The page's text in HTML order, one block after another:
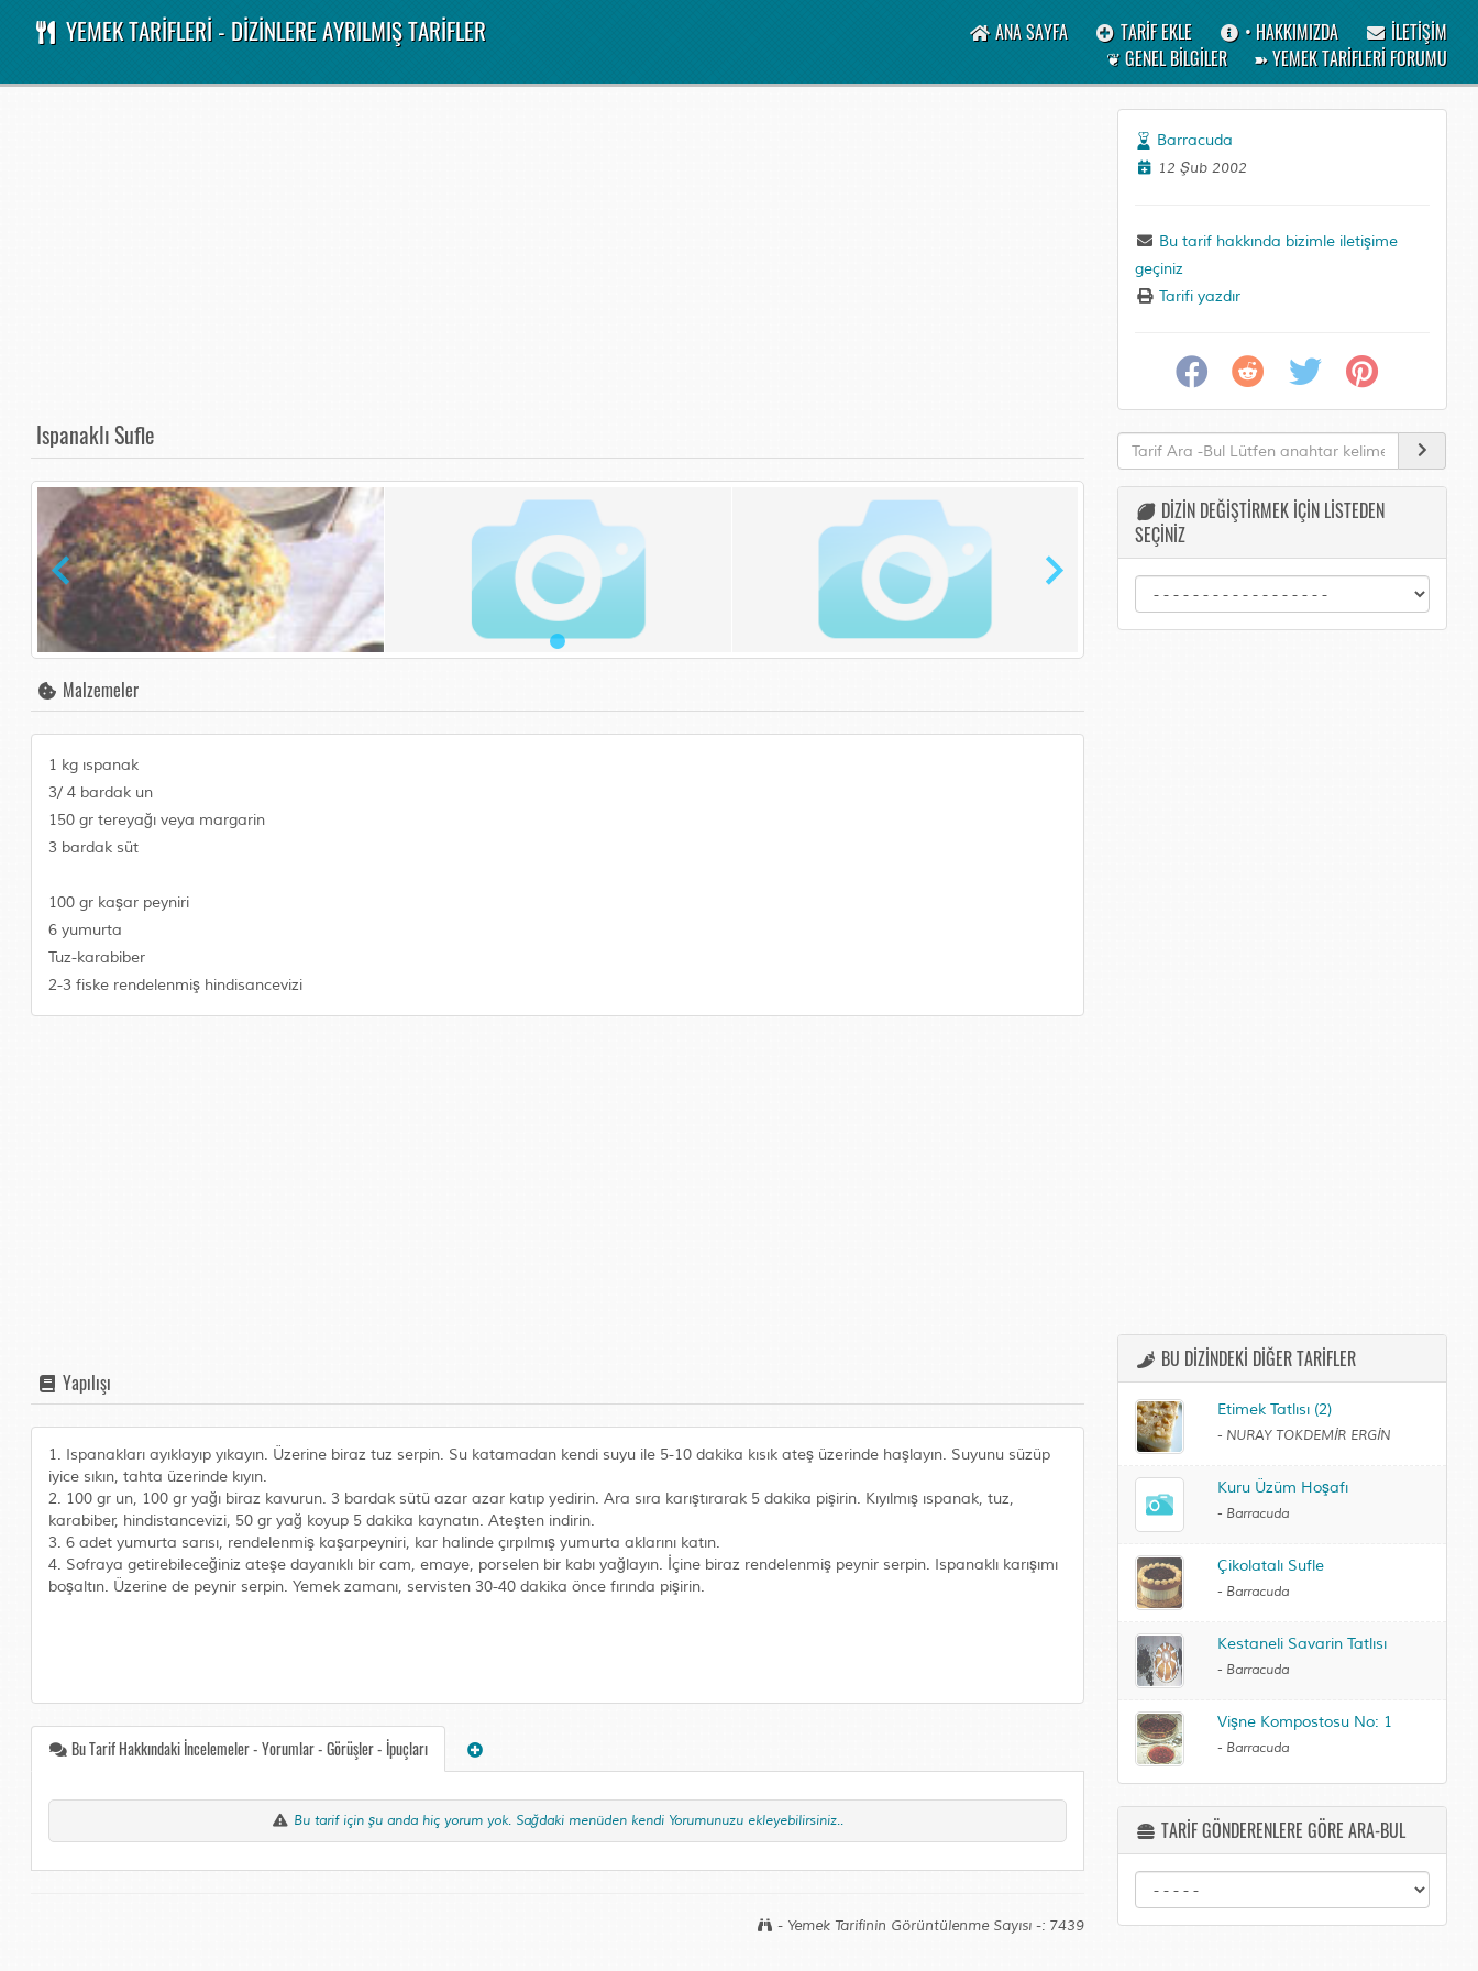
YEMEK TARİFLERİ - DİZİNLERE AYRILMIŞ TARİFLER ANA SAYFA TARİF EKLE • HAKKIMIZDA
İLETİŞİM
❦ GENEL BİLGİLER
➽ YEMEK TARİFLERİ FORUMU
Ispanaklı Sufle
Malzemeler
1 kg ıspanak
3/ 4 bardak un
150 gr tereyağı veya margarin
3 bardak süt
100 gr kaşar peyniri
6 yumurta
Tuz-karabiber
2-3 fiske rendelenmiş hindisancevizi
Yapılışı
1. Ispanakları ayıklayıp yıkayın. Üzerine biraz tuz serpin. Su katamadan kendi suyu ile 5-10 dakika kısık ateş üzerinde haşlayın. Suyunu süzüp
iyice sıkın, tahta üzerinde kıyın.
2. 100 gr un, 100 gr yağı biraz kavurun. 3 bardak sütü azar azar katıp yedirin. Ara sıra karıştırarak 5 dakika pişirin. Kıyılmış ıspanak, tuz,
karabiber, hindistancevizi, 50 gr yağ koyup 5 dakika kaynatın. Ateşten indirin.
3. 6 adet yumurta sarısı, rendelenmiş kaşarpeyniri, kar halinde çırpılmış yumurta aklarını katın.
4. Sofraya getirebileceğiniz ateşe dayanıklı bir cam, emaye, porselen bir kabı yağlayın. İçine biraz rendelenmiş peynir serpin. Ispanaklı karışımı
boşaltın. Üzerine de peynir serpin. Yemek zamanı, servisten 30-40 dakika önce fırında pişirin.
Bu Tarif Hakkındaki İncelemeler - Yorumlar - Görüşler - İpuçları
Bu tarif için şu anda hiç yorum yok. Sağdaki menüden kendi Yorumunuzu ekleyebilirsiniz..
- Yemek Tarifinin Görüntülenme Sayısı -: 7439
Barracuda
12 Şub 2002
Bu tarif hakkında bizimle iletişime
geçiniz
Tarifi yazdır
DİZİN DEĞİŞTİRMEK İÇİN LİSTEDEN
SEÇİNİZ
BU DİZİNDEKİ DİĞER TARİFLER
Etimek Tatlısı (2)
- NURAY TOKDEMİR ERGİN
Kuru Üzüm Hoşafı
- Barracuda
Çikolatalı Sufle
- Barracuda
Kestaneli Savarin Tatlısı
- Barracuda
Vişne Kompostosu No: 1
- Barracuda
TARİF GÖNDERENLERE GÖRE ARA-BUL